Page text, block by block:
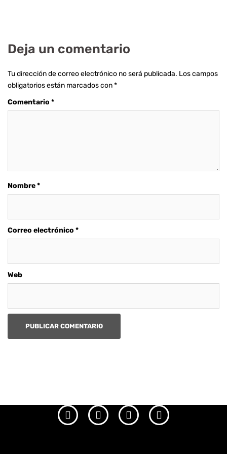
Deja un comentario
Tu dirección de correo electrónico no será publicada. Los campos
obligatorios están marcados con*
Comentario *
Nombre*
Correo electrónico *
Web